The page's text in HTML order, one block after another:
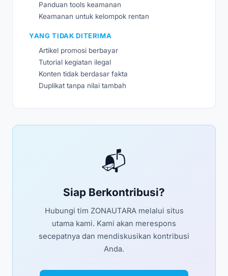
Panduan tools keamanan
Keamanan untuk kelompok rentan
YANG TIDAK DITERIMA
Artikel promosi berbayar
Tutorial kegiatan ilegal
Konten tidak berdasar fakta
Duplikat tanpa nilai tambah
📬
Siap Berkontribusi?
Hubungi tim ZONAUTARA melalui situs
utama kami. Kami akan merespons
secepatnya dan mendiskusikan kontribusi
Anda.